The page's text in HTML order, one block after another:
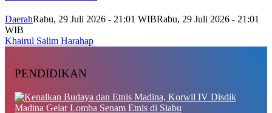
DaerahRabu, 29 Juli 2026 - 21:01 WIBRabu, 29 Juli 2026 - 21:01
WIB
Khairul Salim Harahap
PENDIDIKAN